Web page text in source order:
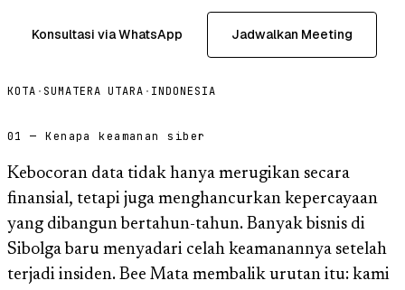
Konsultasi via WhatsApp Jadwalkan Meeting
KOTA · SUMATERA UTARA · INDONESIA
01 — Kenapa keamanan siber
Kebocoran data tidak hanya merugikan secara
finansial, tetapi juga menghancurkan kepercayaan
yang dibangun bertahun-tahun. Banyak bisnis di
Sibolga baru menyadari celah keamanannya setelah
terjadi insiden. Bee Mata membalik urutan itu: kami